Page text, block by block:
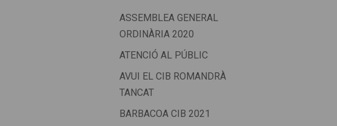
ASSEMBLEA GENERAL
ORDINÀRIA 2020
ATENCIÓ AL PÚBLIC
AVUI EL CIB ROMANDRÀ
TANCAT
BARBACOA CIB 2021